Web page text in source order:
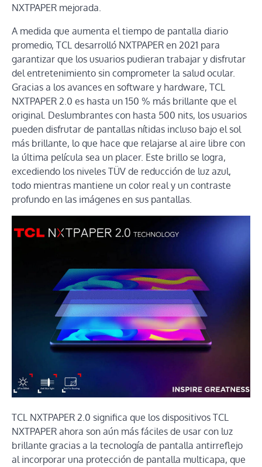
NXTPAPER mejorada.
A medida que aumenta el tiempo de pantalla diario
promedio, TCL desarrolló NXTPAPER en 2021 para
garantizar que los usuarios pudieran trabajar y disfrutar
del entretenimiento sin comprometer la salud ocular.
Gracias a los avances en software y hardware, TCL
NXTPAPER 2.0 es hasta un 150 % más brillante que el
original. Deslumbrantes con hasta 500 nits, los usuarios
pueden disfrutar de pantallas nítidas incluso bajo el sol
más brillante, lo que hace que relajarse al aire libre con
la última película sea un placer. Este brillo se logra,
excediendo los niveles TÜV de reducción de luz azul,
todo mientras mantiene un color real y un contraste
profundo en las imágenes en sus pantallas.
TCL NXTPAPER 2.0 significa que los dispositivos TCL
NXTPAPER ahora son aún más fáciles de usar con luz
brillante gracias a la tecnología de pantalla antirreflejo
al incorporar una protección de pantalla multicapa, que